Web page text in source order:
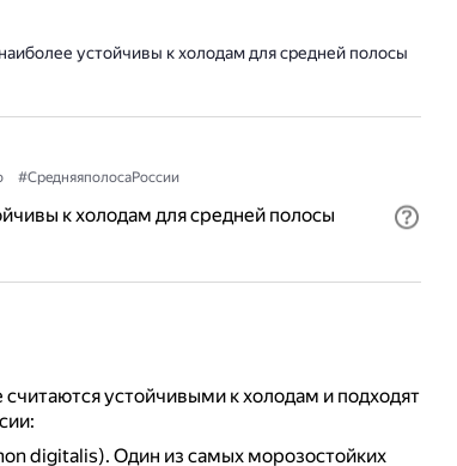
устойчивы к холодам для средней полосы
#СредняяполосаРоссии
к холодам для средней полосы
устойчивыми к холодам и подходят
digitalis). Один из самых морозостойких